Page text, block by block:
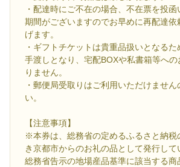
・配達時にご不在の場合、不在票を投
期間がございますのでお早めに再配達依
げます。
・ギフトチケットは貴重品扱いとなる
手渡しとなり、宅配BOXや私書箱等へ
りません。
・郵便局受取りはご利用いただけません
い。
【注意事項】
※本券は、総務省の定めるふるさと納税
き京都市からのお礼の品として発行して
総務省告示の地場産品基準に該当する商